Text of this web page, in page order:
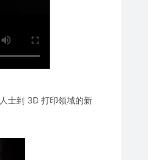
士到 3D 打印领域的新